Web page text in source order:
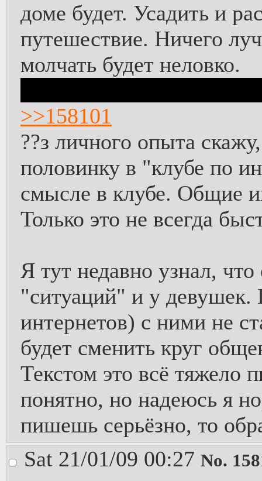
доме будет. Усадить и
путешествие. Ничего
молчать будет неловко.
>>158101
??з личного опыта
половинку в "клубе по
смысле в клубе. Общие
Только это не всегда
Я тут недавно узнал,
"ситуаций" и у
интернетов) с ними не
будет сменить круг
Текстом это всё тяжело
понятно, но надеюсь я
пишешь серьёзно, то
Sat 21/01/09 00:27 No.